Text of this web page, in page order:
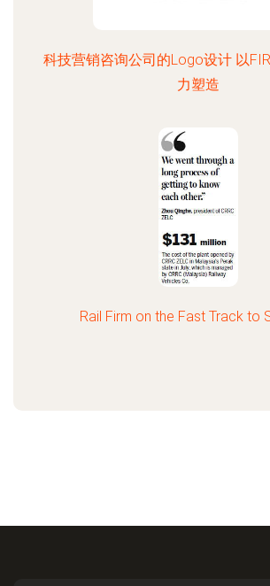
科技营销咨询公司的Logo设计 以
力塑造
Rail Firm on the Fast Track to